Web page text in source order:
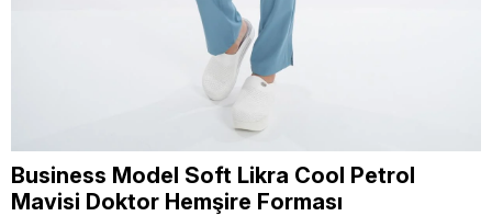
Business Model Soft Likra Cool Petrol
Mavisi Doktor Hemşire Forması